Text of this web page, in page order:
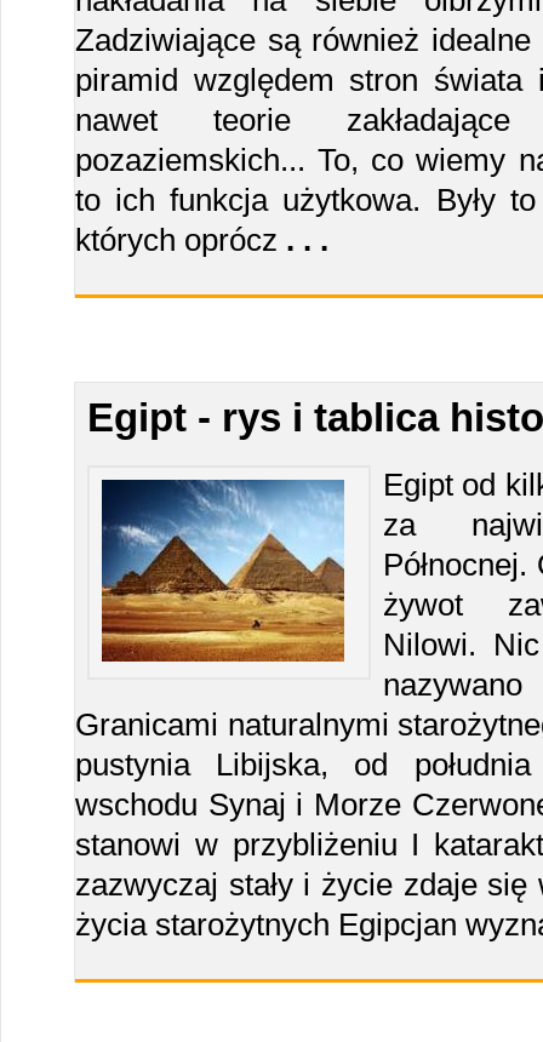
Zadziwiające są również
piramid względem stron świata
nawet teorie zakładające
pozaziemskich... To, co wiemy
to ich funkcja użytkowa. Były
których oprócz . . .
Egipt - rys i tablica
Egipt od
za
żywot
Nilowi.
Granicami naturalnymi
pustynia Libijska, od
wschodu Synaj i Morze
stanowi w przybliżeniu I
zazwyczaj stały i życie zdaje
życia starożytnych Egipcjan